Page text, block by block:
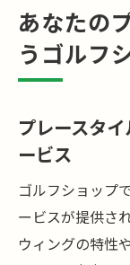
あなたの
うゴルフ
プレースタ
ービス
ゴルフショップ
ービスが提供さ
ウィングの特性